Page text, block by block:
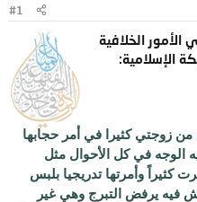
#1
الخلافية
الإسلامية:
زوجتي كثيرا في أمر حجابها
الوجه في كل الأحوال مثل
كثيراً وأمرتها تدريجيا بلبس
فيه يرفض التبرج وهي غير